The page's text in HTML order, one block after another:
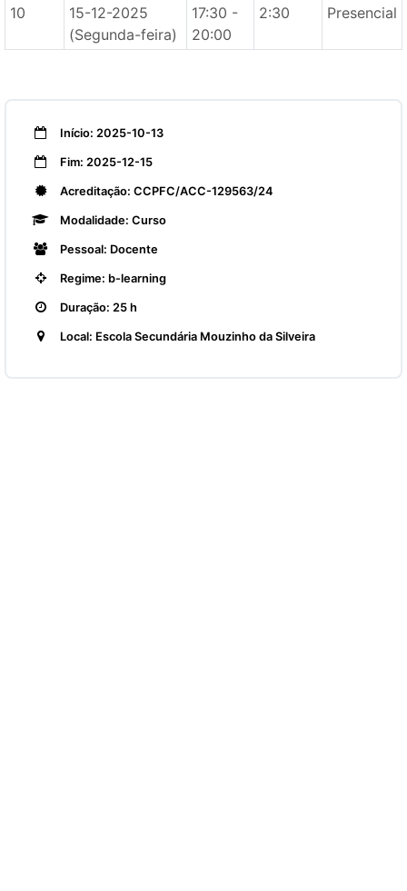
10
15-12-2025
(Segunda-feira)
17:30 -
20:00
2:30 Presencial
Início: 2025-10-13
Fim: 2025-12-15
Acreditação: CCPFC/ACC-129563/24
Modalidade: Curso
Pessoal: Docente
Regime: b-learning
Duração: 25 h
Local: Escola Secundária Mouzinho da Silveira